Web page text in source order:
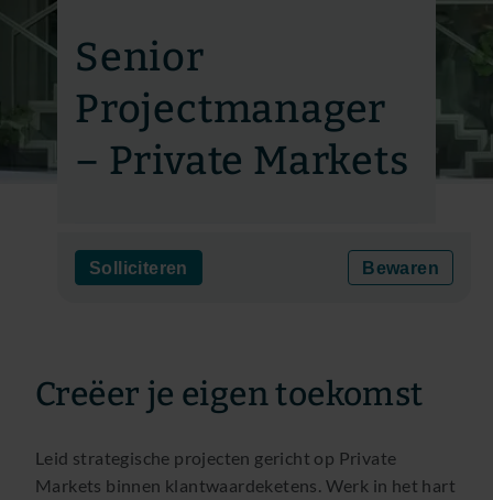
Senior
Projectmanager
– Private Markets
Solliciteren Bewaren
Creëer je eigen toekomst
Leid strategische projecten gericht op Private
Markets binnen klantwaardeketens. Werk in het hart